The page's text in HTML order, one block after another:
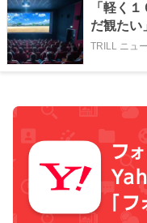
「軽く
だ観たい
異例事態
TRILL ニュ